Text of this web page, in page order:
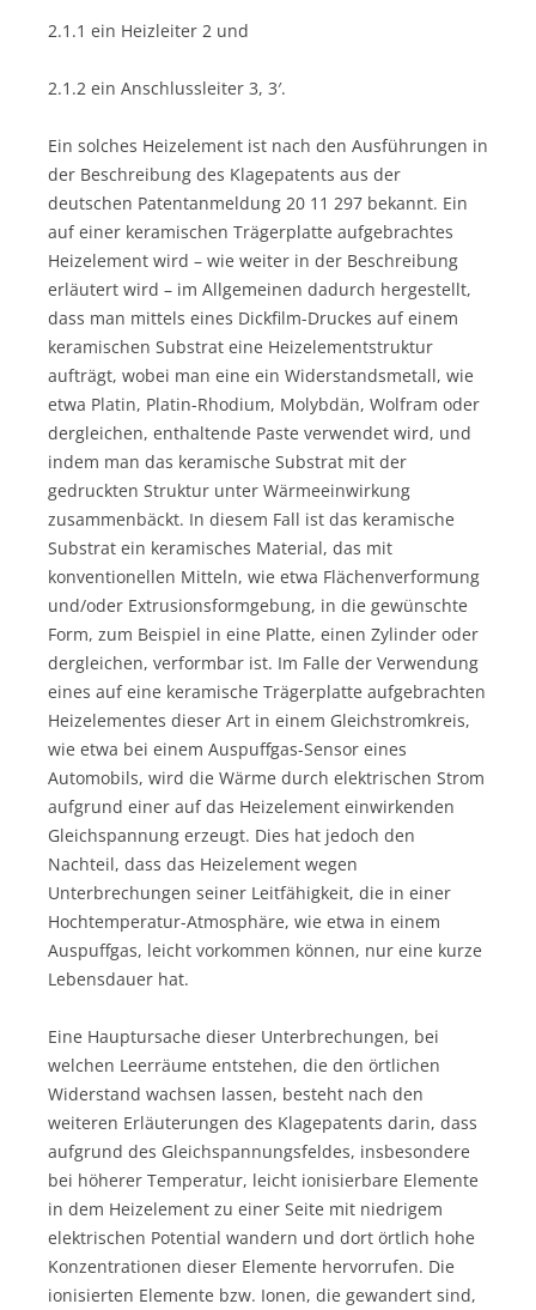
2.1.1 ein Heizleiter 2 und
2.1.2 ein Anschlussleiter 3, 3′.
Ein solches Heizelement ist nach den Ausführungen in
der Beschreibung des Klagepatents aus der
deutschen Patentanmeldung 20 11 297 bekannt. Ein
auf einer keramischen Trägerplatte aufgebrachtes
Heizelement wird – wie weiter in der Beschreibung
erläutert wird – im Allgemeinen dadurch hergestellt,
dass man mittels eines Dickfilm-Druckes auf einem
keramischen Substrat eine Heizelementstruktur
aufträgt, wobei man eine ein Widerstandsmetall, wie
etwa Platin, Platin-Rhodium, Molybdän, Wolfram oder
dergleichen, enthaltende Paste verwendet wird, und
indem man das keramische Substrat mit der
gedruckten Struktur unter Wärmeeinwirkung
zusammenbäckt. In diesem Fall ist das keramische
Substrat ein keramisches Material, das mit
konventionellen Mitteln, wie etwa Flächenverformung
und/oder Extrusionsformgebung, in die gewünschte
Form, zum Beispiel in eine Platte, einen Zylinder oder
dergleichen, verformbar ist. Im Falle der Verwendung
eines auf eine keramische Trägerplatte aufgebrachten
Heizelementes dieser Art in einem Gleichstromkreis,
wie etwa bei einem Auspuffgas-Sensor eines
Automobils, wird die Wärme durch elektrischen Strom
aufgrund einer auf das Heizelement einwirkenden
Gleichspannung erzeugt. Dies hat jedoch den
Nachteil, dass das Heizelement wegen
Unterbrechungen seiner Leitfähigkeit, die in einer
Hochtemperatur-Atmosphäre, wie etwa in einem
Auspuffgas, leicht vorkommen können, nur eine kurze
Lebensdauer hat.
Eine Hauptursache dieser Unterbrechungen, bei
welchen Leerräume entstehen, die den örtlichen
Widerstand wachsen lassen, besteht nach den
weiteren Erläuterungen des Klagepatents darin, dass
aufgrund des Gleichspannungsfeldes, insbesondere
bei höherer Temperatur, leicht ionisierbare Elemente
in dem Heizelement zu einer Seite mit niedrigem
elektrischen Potential wandern und dort örtlich hohe
Konzentrationen dieser Elemente hervorrufen. Die
ionisierten Elemente bzw. Ionen, die gewandert sind,